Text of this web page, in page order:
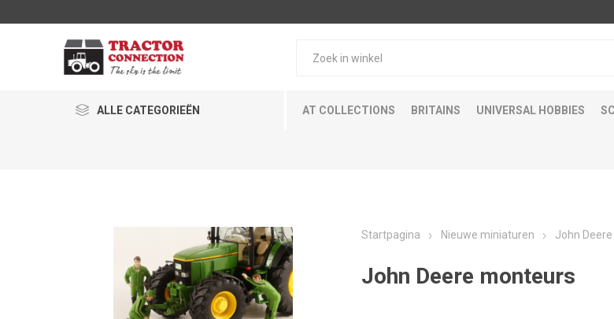
ALLE CATEGORIEËN AT COLLECTIONS BRITAINS UNIVERSAL HOBBIES
Startpagina Nieuwe miniaturen John
John Deere monteurs